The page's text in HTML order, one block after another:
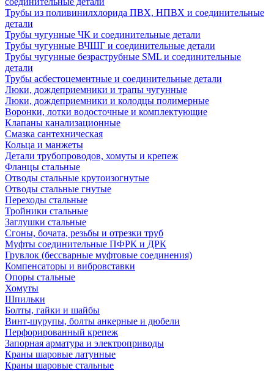
Трубы из поливинилхлорида ПВХ, НПВХ и соединительные
детали
Трубы чугунные ЧК и соединительные детали
Трубы чугунные ВЧШГ и соединительные детали
Трубы чугунные безраструбные SML и соединительные
детали
Трубы асбестоцементные и соединительные детали
Люки, дождеприемники и трапы чугунные
Люки, дождеприемники и колодцы полимерные
Воронки, лотки водосточные и комплектующие
Клапаны канализационные
Смазка сантехническая
Кольца и манжеты
Детали трубопроводов, хомуты и крепеж
Фланцы стальные
Отводы стальные крутоизогнутые
Отводы стальные гнутые
Переходы стальные
Тройники стальные
Заглушки стальные
Сгоны, бочата, резьбы и отрезки труб
Муфты соединительные ПФРК и ДРК
Грувлок (бессварные муфтовые соединения)
Компенсаторы и вибровставки
Опоры стальные
Хомуты
Шпильки
Болты, гайки и шайбы
Винт-шурупы, болты анкерные и дюбели
Перфорированный крепеж
Запорная арматура и электроприводы
Краны шаровые латунные
Краны шаровые стальные